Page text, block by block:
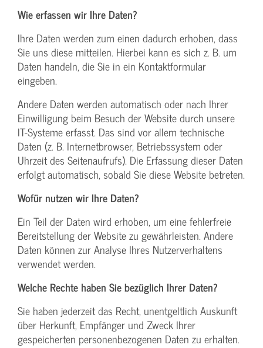
Wie erfassen wir Ihre Daten?
Ihre Daten werden zum einen dadurch erhoben, dass
Sie uns diese mitteilen. Hierbei kann es sich z. B. um
Daten handeln, die Sie in ein Kontaktformular
eingeben.
Andere Daten werden automatisch oder nach Ihrer
Einwilligung beim Besuch der Website durch unsere
IT-Systeme erfasst. Das sind vor allem technische
Daten (z. B. Internetbrowser, Betriebssystem oder
Uhrzeit des Seitenaufrufs). Die Erfassung dieser Daten
erfolgt automatisch, sobald Sie diese Website betreten.
Wofür nutzen wir Ihre Daten?
Ein Teil der Daten wird erhoben, um eine fehlerfreie
Bereitstellung der Website zu gewährleisten. Andere
Daten können zur Analyse Ihres Nutzerverhaltens
verwendet werden.
Welche Rechte haben Sie bezüglich Ihrer Daten?
Sie haben jederzeit das Recht, unentgeltlich Auskunft
über Herkunft, Empfänger und Zweck Ihrer
gespeicherten personenbezogenen Daten zu erhalten.